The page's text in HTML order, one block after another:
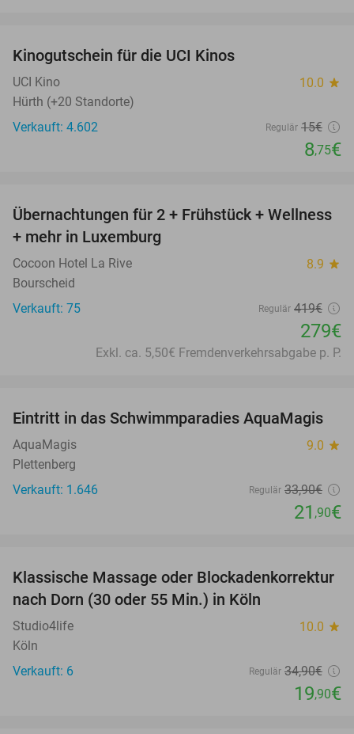
Kinogutschein für die UCI Kinos
UCI Kino 10.0 star
Hürth (+20 Standorte)
Verkauft: 4.602
Regulär 15€
8,75€
33%
Übernachtungen für 2 + Frühstück + Wellness
+ mehr in Luxemburg
Cocoon Hotel La Rive 8.9 star
Bourscheid
Verkauft: 75
Regulär 419€
279€
Exkl. ca. 5,50€ Fremdenverkehrsabgabe p. P.
35%
Eintritt in das Schwimmparadies AquaMagis
AquaMagis 9.0 star
Plettenberg
Verkauft: 1.646
Regulär 33,90€
21 ,90€
43%
Klassische Massage oder Blockadenkorrektur
nach Dorn (30 oder 55 Min.) in Köln
Studio4life 10.0 star
Köln
Verkauft: 6
Regulär 34,90€
19,90€